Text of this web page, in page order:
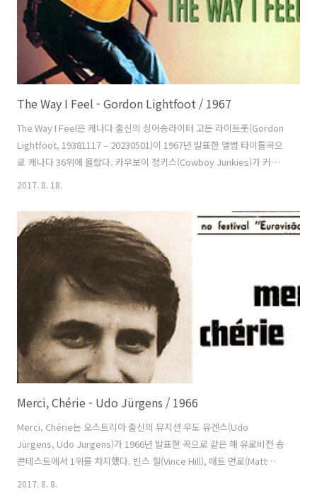
The Way I Feel - Gordon Lightfoot / 1967
The Way I Feel은 캐나다 출신의 싱어송라이터 고든 라이트풋(Gordon
Lightfoot, 19381117 – 20230501)이 1967년 발표한 앨범 타이틀곡으
로 캐나다 36위에 올랐다. 카우보이 정키스(Cowboy Junkies)가 커버
했다. 고든이 곡을 만들고 존 코트(John Court)가 프로듀서를 맡았
마음을 표현한 것으로 보인다. 현지운 rainysunshine@tistory.com
The way I feel is like a robin난 울새처럼 느껴져Whose babes have
flown to come no more새끼들이 날아가 더 이상 돌아오지 않는 울새
Like a tall oak tree alo..
2017. 8. 18.
Merci, Chérie - Udo Jürgens / 1966
Merci, Chérie는 오스트리아 출신의 뮤지션 우도 유겐스(Udo
Jürgens, Udo Jurgens)가 1966년 발표한 곡으로 같은 해 유로비전 송
콘테스트에서 1위를 차지했다. 빈스 힐(Vince Hill), 매트 먼로(Matt
Monro), 벨린다 칼라일(Belinda Carlisle) 등의 영어권 뮤지션들이 커버
2017. 8. 8.